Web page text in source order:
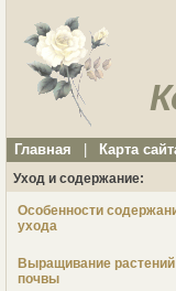
Главная Карта
Уход и содержание:
Особенности
ухода
Выращивание растений
почвы